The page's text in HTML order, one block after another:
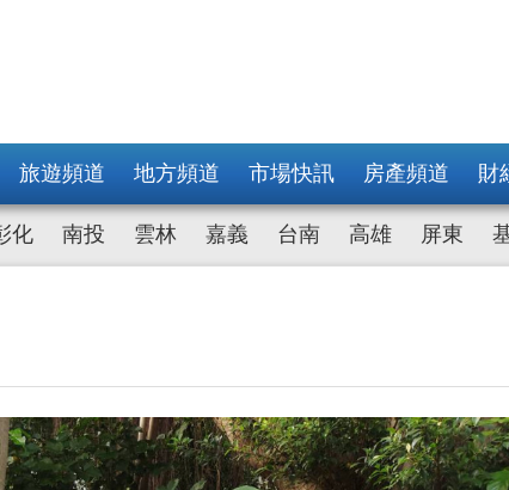
旅遊頻道 地方頻道 市場快訊 房產頻道 財
化 南投 雲林 嘉義 台南 高雄 屏東